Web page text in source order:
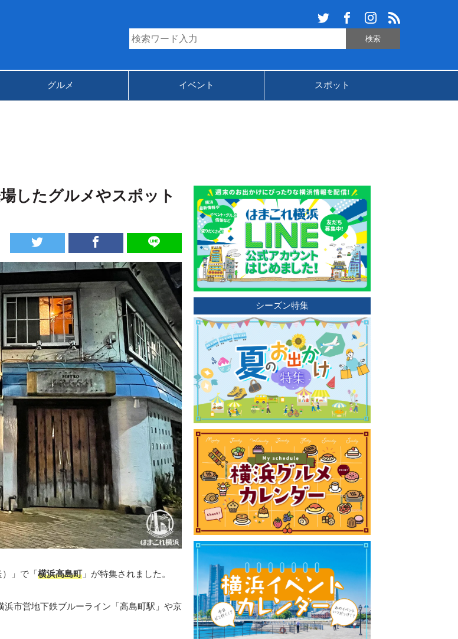
グルメ イベント スポット
したグルメやスポット
）」で「横浜高島町」が特集されました。
市営地下鉄ブルーライン「高島町駅」や京
シーズン特集